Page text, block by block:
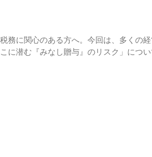
務に関心のある方へ。今回は、多くの
に潜む『みなし贈与』のリスク」につ
渡、あるいは後継メンバーへの段階的
アルな悩みを共有します。税務リスク
たちの経験と考察をお話しします。今
さい。